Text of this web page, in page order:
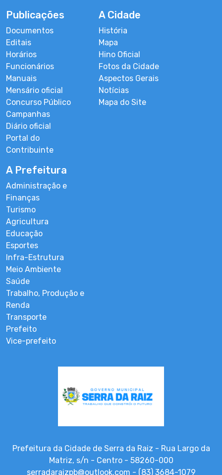
Publicações
Documentos
Editais
Horários
Funcionários
Manuais
Mensário oficial
Concurso Público
Campanhas
Diário oficial
Portal do
Contribuinte
A Cidade
História
Mapa
Hino Oficial
Fotos da Cidade
Aspectos Gerais
Notícias
Mapa do Site
A Prefeitura
Administração e
Finanças
Turismo
Agricultura
Educação
Esportes
Infra-Estrutura
Meio Ambiente
Saúde
Trabalho, Produção e
Renda
Transporte
Prefeito
Vice-prefeito
Prefeitura da Cidade de Serra da Raiz - Rua Largo da
Matriz, s/n - Centro - 58260-000
serradaraizpb@outlook.com - (83) 3684-1079